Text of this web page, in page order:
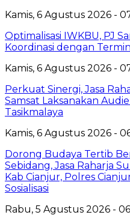
Kamis, 6 Agustus 2026 -
Optimalisasi IWKBU, PJ
Koordinasi dengan
Kamis, 6 Agustus 2026 -
Perkuat Sinergi, Jasa
Samsat Laksanakan
Tasikmalaya
Kamis, 6 Agustus 2026 -
Dorong Budaya Tertib
Sebidang, Jasa Raharja
Kab Cianjur, Polres
Sosialisasi
Rabu, 5 Agustus 2026 -